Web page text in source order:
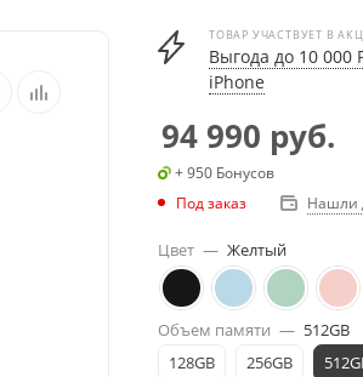
ТОВАР УЧАСТВУЕТ В
Выгода до 10 000
iPhone
94 990 руб.
+ 950 Бонусов
Под заказ
Нашли
Цвет — Желтый
Объем памяти — 512GB
128GB
256GB